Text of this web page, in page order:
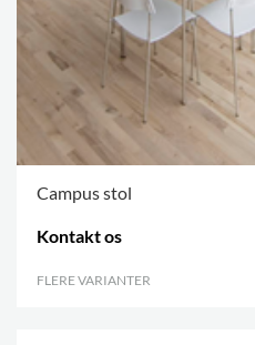
Campus stol
Kontakt os
FLERE VARIANTER